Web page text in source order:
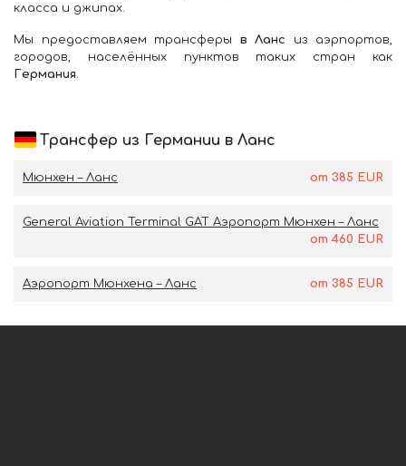
класса и джипах.
Мы предоставляем трансферы в Ланс из аэрпортов,
городов, населённых пунктов таких стран как
Германия
Трансфер из Германии в Ланс
Мюнхен – Ланс от 385 EUR
General Aviation Terminal GAT Аэропорт Мюнхен – Ланс
от 460 EUR
Аэропорт Мюнхена – Ланс от 385 EUR